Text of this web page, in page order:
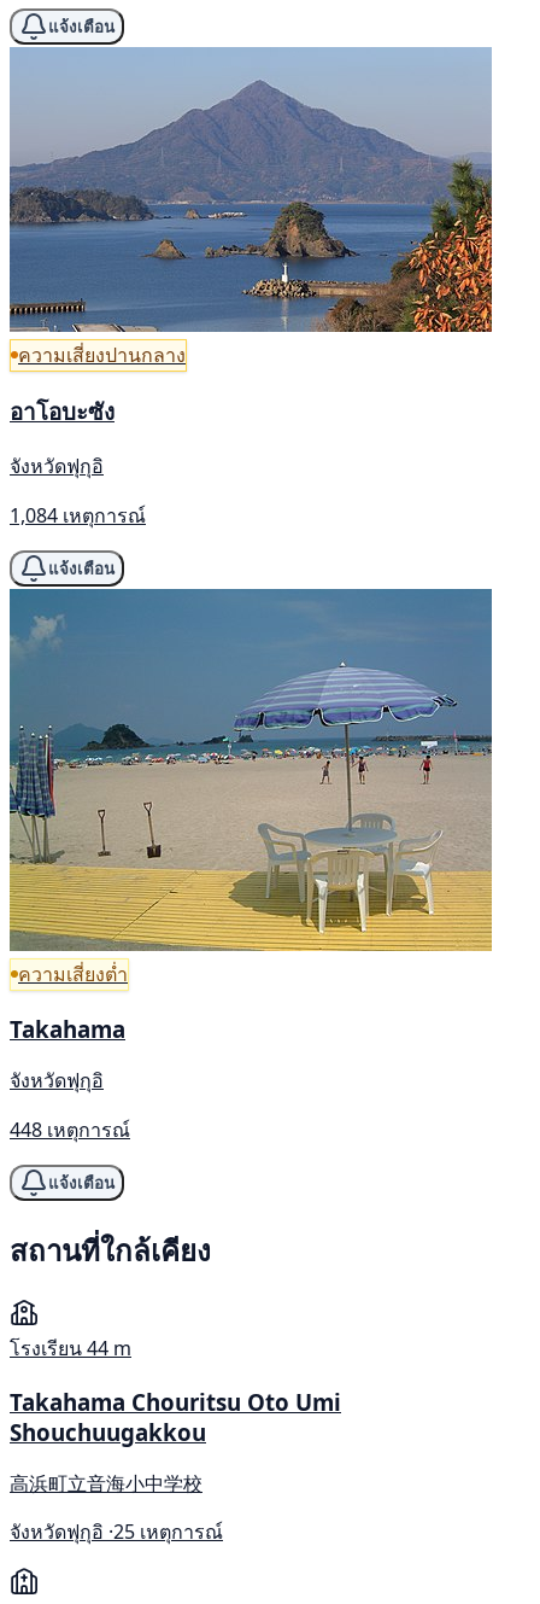
แจ้งเตือน
ความเสี่ยงปานกลาง
อาโอบะซัง
จังหวัดฟุกุอิ
1,084 เหตุการณ์
แจ้งเตือน
ความเสี่ยงต่ำ
Takahama
จังหวัดฟุกุอิ
448 เหตุการณ์
แจ้งเตือน
สถานที่ใกล้เคียง
โรงเรียน44 m
Takahama Chouritsu Oto Umi
Shouchuugakkou
高浜町立音海小中学校
จังหวัดฟุกุอิ ·25 เหตุการณ์